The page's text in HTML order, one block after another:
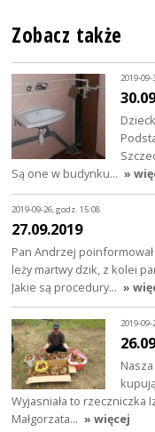
Zobacz także
2019-09-
Są one w budynku… »
2019-09-26, godz. 15:08
27.09.2019
Pan Andrzej
leży martwy dzik, z kolei
Jakie są procedury… »
2019-09-
Wyjasniała to rzeczniczka
Małgorzata… » więcej